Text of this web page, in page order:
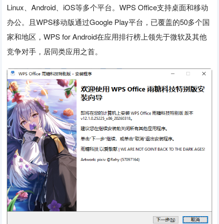
Linux、Android、iOS等多个平台。WPS Office支持桌面和移动
办公。且WPS移动版通过Google Play平台，已覆盖的50多个国
家和地区，WPS for Android在应用排行榜上领先于微软及其他
竞争对手，居同类应用之首。